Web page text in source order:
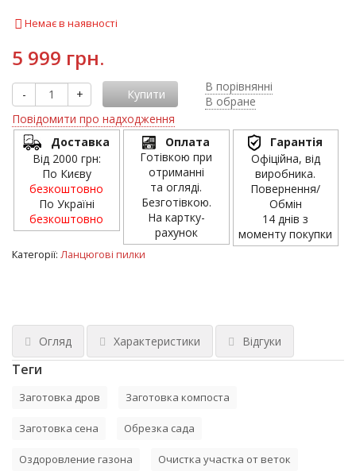
Немає в наявності
5 999 грн.
- +
Купити
Повідомити про надходження
В порівнянні
В обране
Доставка
Від 2000 грн:
По Києву
безкоштовно
По Україні
безкоштовно
Оплата
Готівкою при
отриманні
та огляді.
Безготівкою.
На картку-
рахунок
Гарантія
Офіційна, від
виробника.
Повернення/
Обмін
14 днів з
моменту покупки
Категорії: Ланцюгові пилки
Огляд Характеристики Відгуки
Теги
Заготовка дров Заготовка компоста
Заготовка сена Обрезка сада
Оздоровление газона Очистка участка от веток